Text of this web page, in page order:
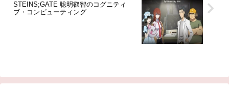
STEINS;GATE 聡明叡智のコグニティ
ブ・コンピューティング